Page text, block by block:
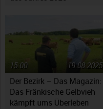
Der Bezirk – Das Magazin:
Das Fränkische Gelbvieh
kämpft ums Überleben
19.08.2025
15:00